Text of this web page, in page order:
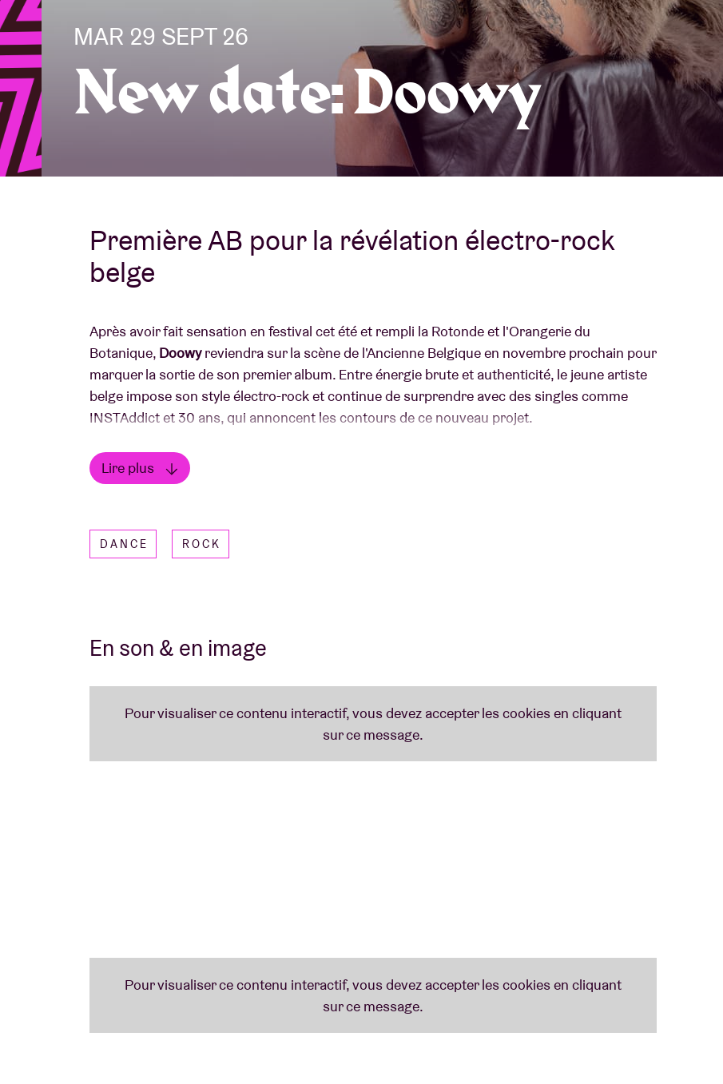
Infos visiteurs
AB ❤ you
À propos de l'AB
Contact
MAR 29 SEPT 26
New date: Doowy
Première AB pour la révélation électro-rock
belge
Après avoir fait sensation en festival cet été et rempli la Rotonde et l'Orangerie du
Botanique, Doowyreviendra sur la scène de l'Ancienne Belgique en novembre prochain pour
marquer la sortie de son premier album. Entre énergie brute et authenticité, le jeune artiste
belge impose son style électro-rock et continue de surprendre avec des singles comme
INSTAddict et 30 ans, qui annoncent les contours de ce nouveau projet.
Sur scène, Doowy livre une musique puissante et introspective, nourrie par l’engagement et
les échanges avec son public. Ce concert à l’AB promet de révéler encore un peu plus le
Lire plus
DANCE ROCK
En son & en image